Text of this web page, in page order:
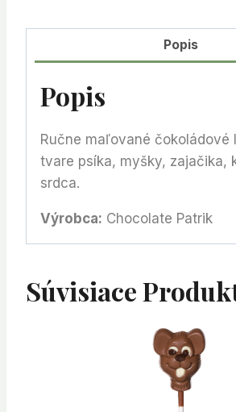
Popis
Popis
Ručne maľované čokoládové
tvare psíka, myšky, zajačika,
srdca.
Výrobca: Chocolate Patrik
Súvisiace